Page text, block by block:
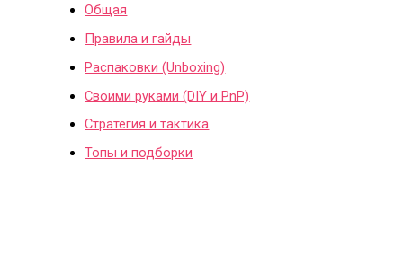
Общая
Правила и гайды
Распаковки (Unboxing)
Своими руками (DIY и PnP)
Стратегия и тактика
Топы и подборки